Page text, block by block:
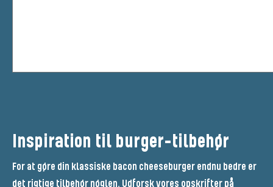
Inspiration til burger-tilbehør
For at gøre din klassiske bacon cheeseburger endnu bedre er
det rigtige tilbehør nøglen. Udforsk vores opskrifter på